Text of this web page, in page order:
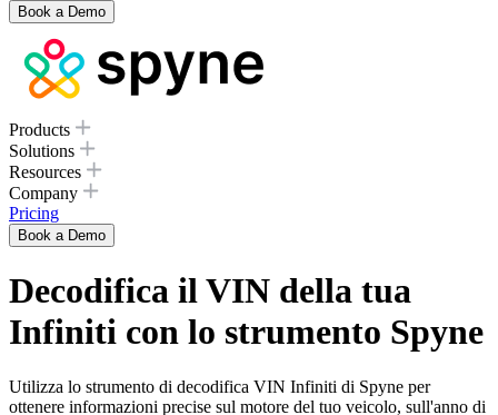
Book a Demo
Products
Solutions
Resources
Company
Pricing
Book a Demo
Decodifica il VIN della tua
Infiniti con lo strumento Spyne
Utilizza lo strumento di decodifica VIN Infiniti di Spyne per
ottenere informazioni precise sul motore del tuo veicolo, sull'anno di